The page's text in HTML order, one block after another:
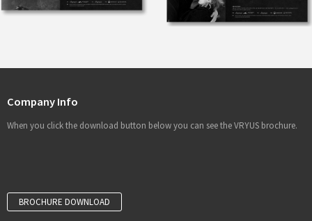
Company Info
When you click the download button below you can see the VRYUS brochure.
BROCHURE DOWNLOAD